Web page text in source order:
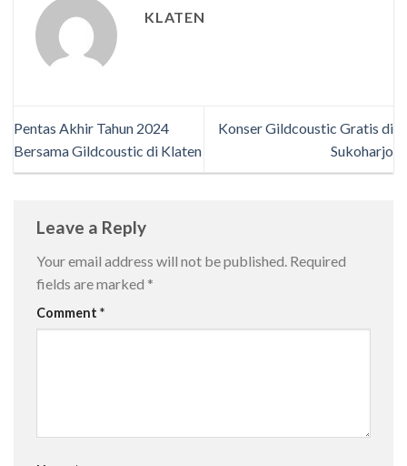
KLATEN
Pentas Akhir Tahun 2024
Bersama Gildcoustic di Klaten
Konser Gildcoustic Gratis di
Sukoharjo
Leave a Reply
Your email address will not be published. Required
fields are marked *
Comment *